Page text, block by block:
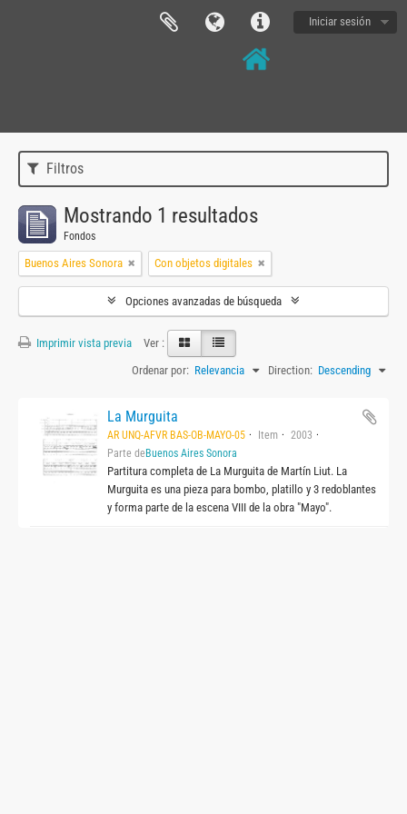
Iniciar sesión
Filtros
Mostrando 1 resultados
Fondos
Buenos Aires Sonora Con objetos digitales
Opciones avanzadas de búsqueda
Imprimir vista previa
Ver :
Ordenar por: Relevancia Direction: Descending
La Murguita
AR UNQ-AFVR BAS-OB-MAYO-05 Item
2003
Parte de Buenos Aires Sonora
Partitura completa de La Murguita de Martín Liut. La
Murguita es una pieza para bombo, platillo y 3 redoblantes
y forma parte de la escena VIII de la obra "Mayo".